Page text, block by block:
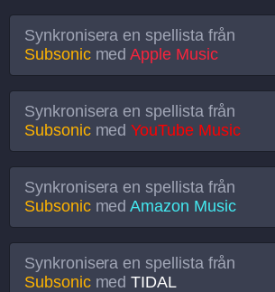
Synkronisera en spellista från
SubsonicmedApple Music
Synkronisera en spellista från
SubsonicmedYouTube Music
Synkronisera en spellista från
SubsonicmedAmazon Music
Synkronisera en spellista från
SubsonicmedTIDAL